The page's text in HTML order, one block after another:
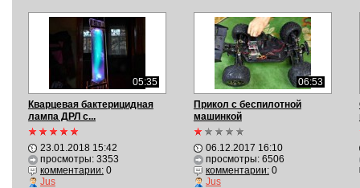
05:35
Кварцевая бактерицидная
лампа ДРЛ с...
23.01.2018 15:42
просмотры: 3353
комментарии:0
Jus
06:53
Прикол с беспилотной
машинкой
06.12.2017 16:10
просмотры: 6506
комментарии:0
Jus